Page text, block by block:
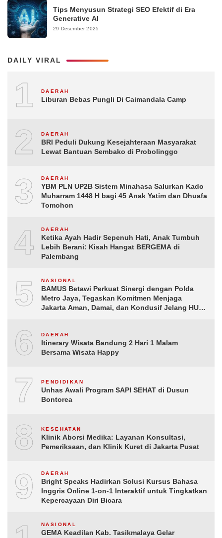
Tips Menyusun Strategi SEO Efektif di Era
Generative AI
29 Desember 2025
DAILY VIRAL
1 DAERAH
Liburan Bebas Pungli Di Caimandala Camp
2 DAERAH
BRI Peduli Dukung Kesejahteraan Masyarakat
Lewat Bantuan Sembako di Probolinggo
3 DAERAH
YBM PLN UP2B Sistem Minahasa Salurkan Kado
Muharram 1448 H bagi 45 Anak Yatim dan Dhuafa
Tomohon
4 DAERAH
Ketika Ayah Hadir Sepenuh Hati, Anak Tumbuh
Lebih Berani: Kisah Hangat BERGEMA di
Palembang
5 NASIONAL
BAMUS Betawi Perkuat Sinergi dengan Polda
Metro Jaya, Tegaskan Komitmen Menjaga
Jakarta Aman, Damai, dan Kondusif Jelang HUT
6 DAERAH
Itinerary Wisata Bandung 2 Hari 1 Malam
Bersama Wisata Happy
7 PENDIDIKAN
Unhas Awali Program SAPI SEHAT di Dusun
Bontorea
8 KESEHATAN
Klinik Aborsi Medika: Layanan Konsultasi,
Pemeriksaan, dan Klinik Kuret di Jakarta Pusat
9 DAERAH
Bright Speaks Hadirkan Solusi Kursus Bahasa
Inggris Online 1-on-1 Interaktif untuk Tingkatkan
Kepercayaan Diri Bicara
NASIONAL
GEMA Keadilan Kab. Tasikmalaya Gelar